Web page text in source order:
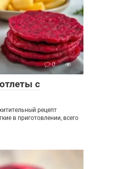
0
с
рецепт
в приготовлении, всего